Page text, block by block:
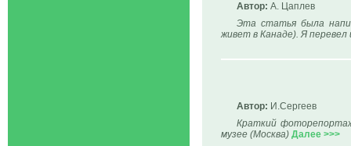
Автор: А. Цаплев
Эта статья была
живет в Канаде). Я
Автор: И.Сергеев
Краткий фоторепортаж
музее (Москва) Далее >>>